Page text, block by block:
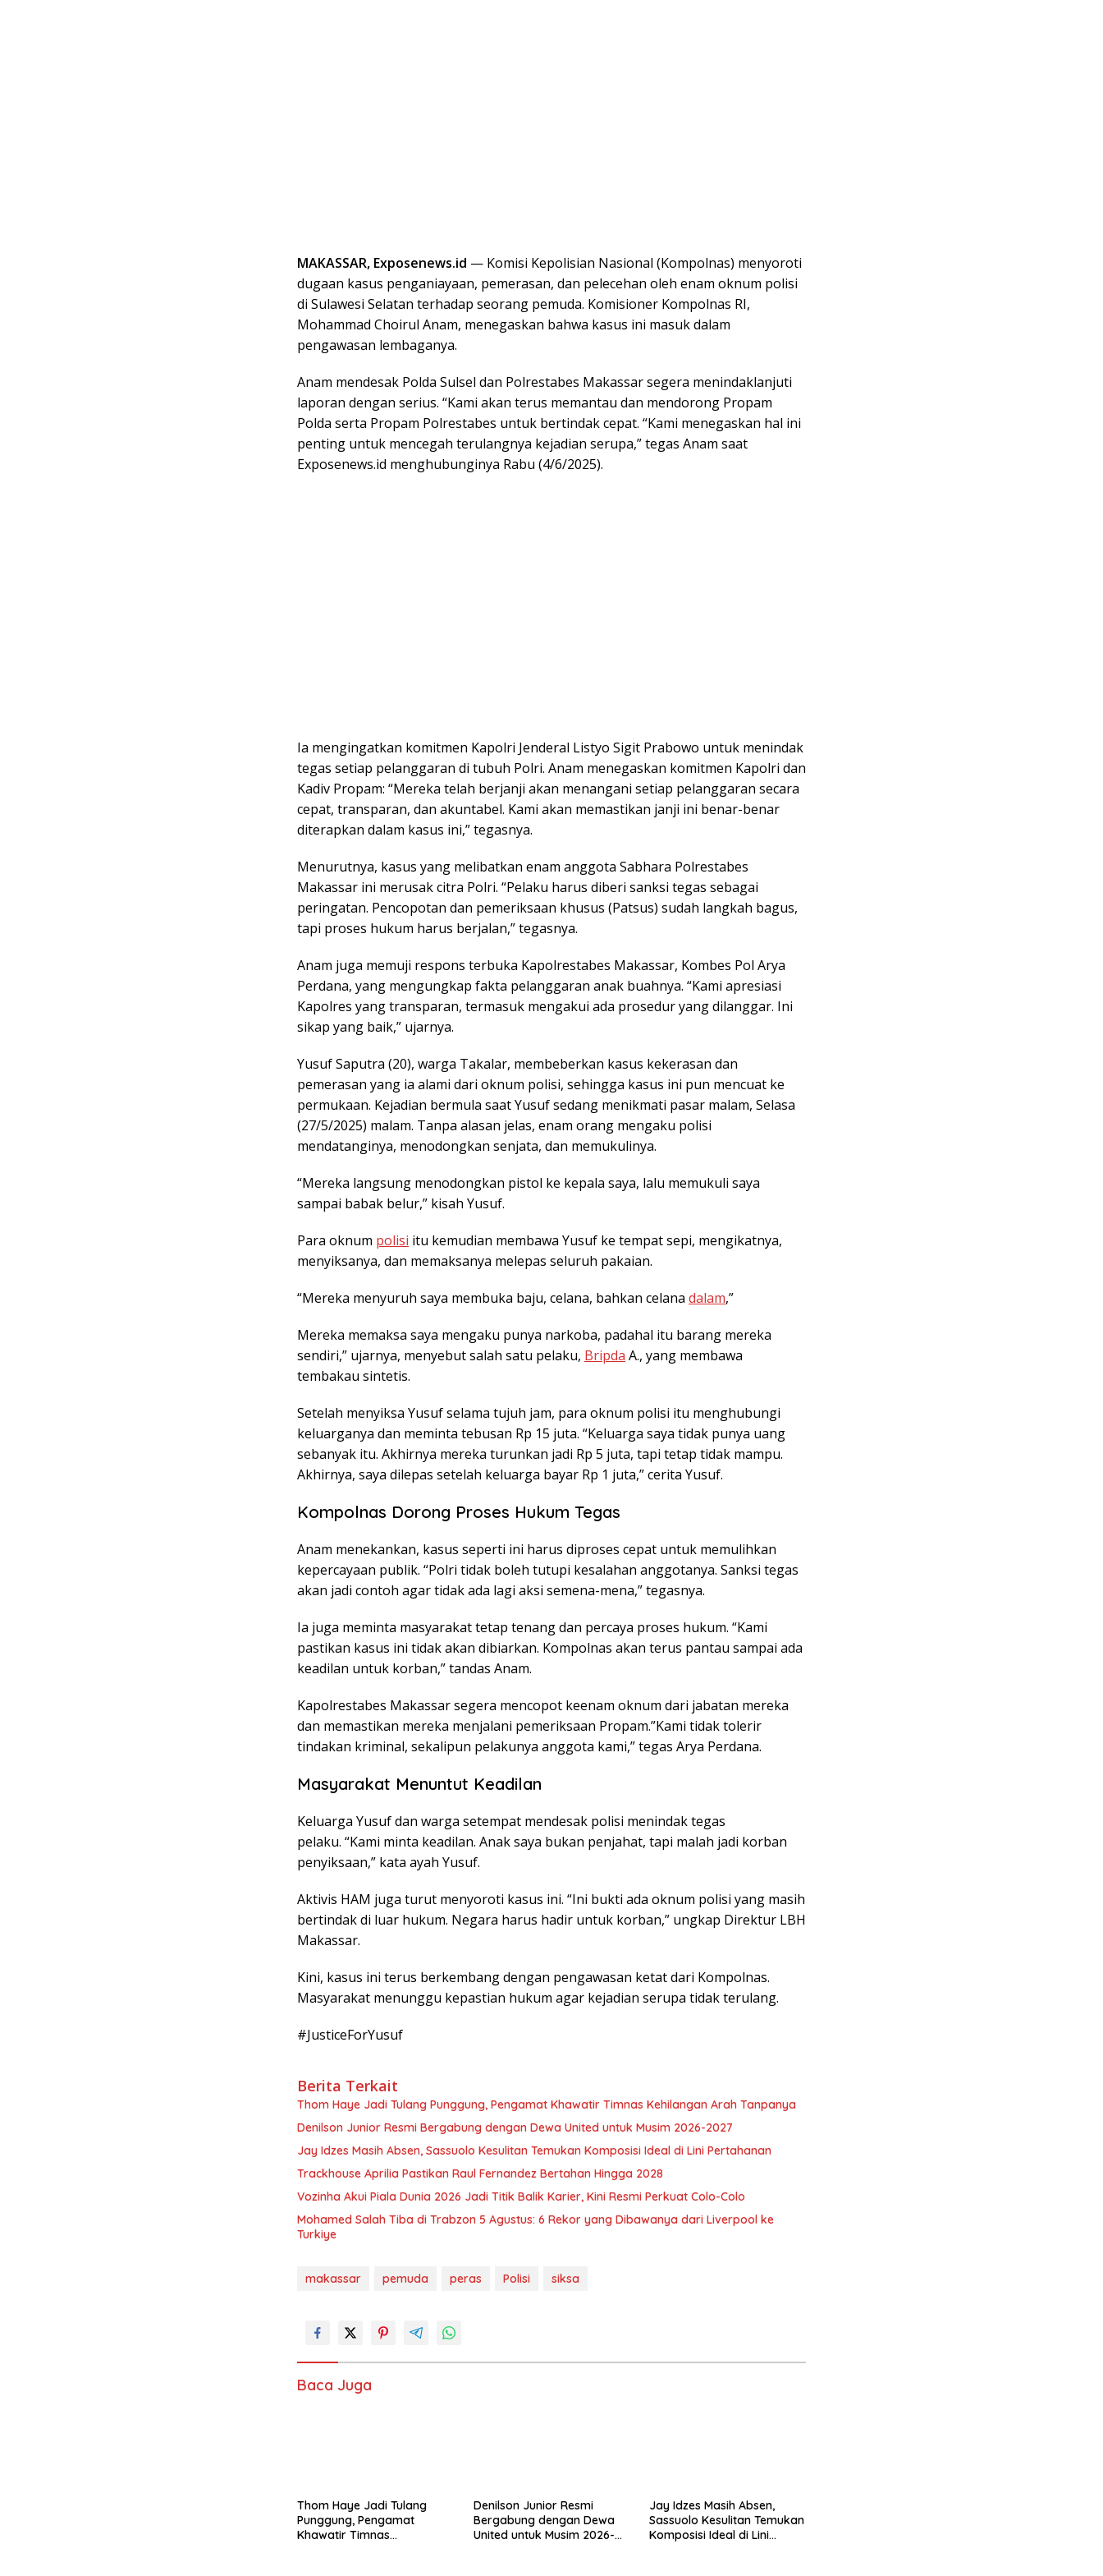
MAKASSAR, Exposenews.id — Komisi Kepolisian Nasional (Kompolnas) menyoroti
dugaan kasus penganiayaan, pemerasan, dan pelecehan oleh enam oknum polisi
di Sulawesi Selatan terhadap seorang pemuda. Komisioner Kompolnas RI,
Mohammad Choirul Anam, menegaskan bahwa kasus ini masuk dalam
pengawasan lembaganya.
Anam mendesak Polda Sulsel dan Polrestabes Makassar segera menindaklanjuti
laporan dengan serius. “Kami akan terus memantau dan mendorong Propam
Polda serta Propam Polrestabes untuk bertindak cepat. “Kami menegaskan hal ini
penting untuk mencegah terulangnya kejadian serupa,” tegas Anam saat
Exposenews.id menghubunginya Rabu (4/6/2025).
Ia mengingatkan komitmen Kapolri Jenderal Listyo Sigit Prabowo untuk menindak
tegas setiap pelanggaran di tubuh Polri. Anam menegaskan komitmen Kapolri dan
Kadiv Propam: “Mereka telah berjanji akan menangani setiap pelanggaran secara
cepat, transparan, dan akuntabel. Kami akan memastikan janji ini benar-benar
diterapkan dalam kasus ini,” tegasnya.
Menurutnya, kasus yang melibatkan enam anggota Sabhara Polrestabes
Makassar ini merusak citra Polri. “Pelaku harus diberi sanksi tegas sebagai
peringatan. Pencopotan dan pemeriksaan khusus (Patsus) sudah langkah bagus,
tapi proses hukum harus berjalan,” tegasnya.
Anam juga memuji respons terbuka Kapolrestabes Makassar, Kombes Pol Arya
Perdana, yang mengungkap fakta pelanggaran anak buahnya. “Kami apresiasi
Kapolres yang transparan, termasuk mengakui ada prosedur yang dilanggar. Ini
sikap yang baik,” ujarnya.
Yusuf Saputra (20), warga Takalar, membeberkan kasus kekerasan dan
pemerasan yang ia alami dari oknum polisi, sehingga kasus ini pun mencuat ke
permukaan. Kejadian bermula saat Yusuf sedang menikmati pasar malam, Selasa
(27/5/2025) malam. Tanpa alasan jelas, enam orang mengaku polisi
mendatanginya, menodongkan senjata, dan memukulinya.
“Mereka langsung menodongkan pistol ke kepala saya, lalu memukuli saya
sampai babak belur,” kisah Yusuf.
Para oknum polisi itu kemudian membawa Yusuf ke tempat sepi, mengikatnya,
menyiksanya, dan memaksanya melepas seluruh pakaian.
“Mereka menyuruh saya membuka baju, celana, bahkan celana dalam,”
Mereka memaksa saya mengaku punya narkoba, padahal itu barang mereka
sendiri,” ujarnya, menyebut salah satu pelaku, Bripda A., yang membawa
tembakau sintetis.
Setelah menyiksa Yusuf selama tujuh jam, para oknum polisi itu menghubungi
keluarganya dan meminta tebusan Rp 15 juta. “Keluarga saya tidak punya uang
sebanyak itu. Akhirnya mereka turunkan jadi Rp 5 juta, tapi tetap tidak mampu.
Akhirnya, saya dilepas setelah keluarga bayar Rp 1 juta,” cerita Yusuf.
Kompolnas Dorong Proses Hukum Tegas
Anam menekankan, kasus seperti ini harus diproses cepat untuk memulihkan
kepercayaan publik. “Polri tidak boleh tutupi kesalahan anggotanya. Sanksi tegas
akan jadi contoh agar tidak ada lagi aksi semena-mena,” tegasnya.
Ia juga meminta masyarakat tetap tenang dan percaya proses hukum. “Kami
pastikan kasus ini tidak akan dibiarkan. Kompolnas akan terus pantau sampai ada
keadilan untuk korban,” tandas Anam.
Kapolrestabes Makassar segera mencopot keenam oknum dari jabatan mereka
dan memastikan mereka menjalani pemeriksaan Propam.”Kami tidak tolerir
tindakan kriminal, sekalipun pelakunya anggota kami,” tegas Arya Perdana.
Masyarakat Menuntut Keadilan
Keluarga Yusuf dan warga setempat mendesak polisi menindak tegas
pelaku. “Kami minta keadilan. Anak saya bukan penjahat, tapi malah jadi korban
penyiksaan,” kata ayah Yusuf.
Aktivis HAM juga turut menyoroti kasus ini. “Ini bukti ada oknum polisi yang masih
bertindak di luar hukum. Negara harus hadir untuk korban,” ungkap Direktur LBH
Makassar.
Kini, kasus ini terus berkembang dengan pengawasan ketat dari Kompolnas.
Masyarakat menunggu kepastian hukum agar kejadian serupa tidak terulang.
#JusticeForYusuf
Berita Terkait
Thom Haye Jadi Tulang Punggung, Pengamat Khawatir Timnas Kehilangan Arah Tanpanya
Denilson Junior Resmi Bergabung dengan Dewa United untuk Musim 2026-2027
Jay Idzes Masih Absen, Sassuolo Kesulitan Temukan Komposisi Ideal di Lini Pertahanan
Trackhouse Aprilia Pastikan Raul Fernandez Bertahan Hingga 2028
Vozinha Akui Piala Dunia 2026 Jadi Titik Balik Karier, Kini Resmi Perkuat Colo-Colo
Mohamed Salah Tiba di Trabzon 5 Agustus: 6 Rekor yang Dibawanya dari Liverpool ke
Turkiye
makassar pemuda peras Polisi siksa
Baca Juga
Thom Haye Jadi Tulang
Punggung, Pengamat
Khawatir Timnas
Denilson Junior Resmi
Bergabung dengan Dewa
United untuk Musim 2026-
Jay Idzes Masih Absen,
Sassuolo Kesulitan Temukan
Komposisi Ideal di Lini